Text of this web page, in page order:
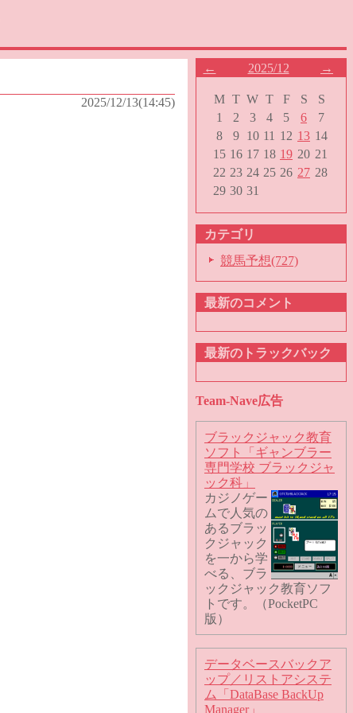
2025/12/13(14:45)
← 2025/12 →
M T W T F S
S
1
2 3 4 5 6
7
8
9 10 11 12 13 14
15 16 17 18 19 20 21
22 23 24 25 26 27 28
29 30 31
カテゴリ
競馬予想(727)
最新のコメント
最新のトラックバック
Team-Nave広告
ブラックジャック教育
ソフト「ギャンブラー
専門学校 ブラックジャ
ック科」
カジノゲー
ムで人気の
あるブラッ
クジャック
を一から学
べる、ブラ
ックジャック教育ソフ
トです。（PocketPC
版）
データベースバックア
ップ／リストアシステ
ム「DataBase BackUp
Manager」